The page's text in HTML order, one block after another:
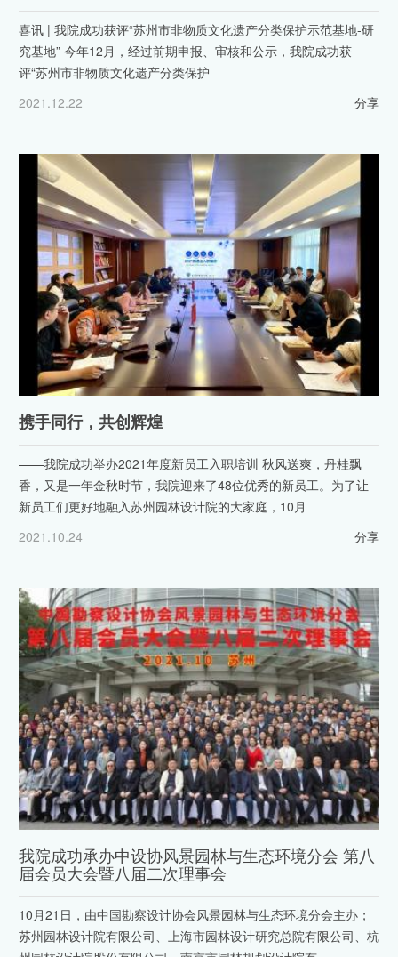
喜讯 | 我院成功获评“苏州市非物质文化遗产分类保护示范基地-研
究基地” 今年12月，经过前期申报、审核和公示，我院成功获
评“苏州市非物质文化遗产分类保护
2021.12.22
分享
携手同行，共创辉煌
——我院成功举办2021年度新员工入职培训 秋风送爽，丹桂飘
香，又是一年金秋时节，我院迎来了48位优秀的新员工。为了让
新员工们更好地融入苏州园林设计院的大家庭，10月
2021.10.24
分享
我院成功承办中设协风景园林与生态环境分会 第八
届会员大会暨八届二次理事会
10月21日，由中国勘察设计协会风景园林与生态环境分会主办；
苏州园林设计院有限公司、上海市园林设计研究总院有限公司、杭